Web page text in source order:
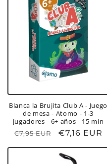
Blanca la Brujita Club A - Juego
de mesa - Atomo - 1-3
jugadores - 6+ años - 15 min
Precio
€7,95 EUR
Precio
oferta
€7,16 EUR